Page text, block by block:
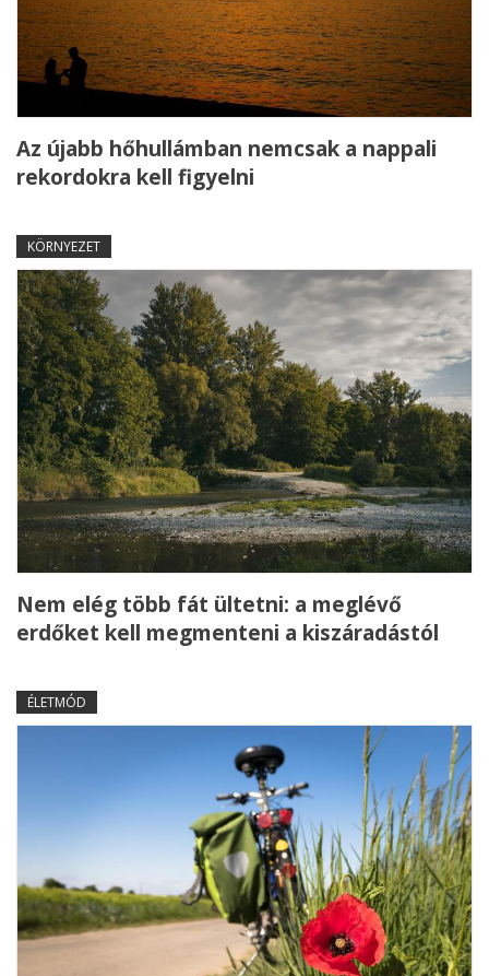
Az újabb hőhullámban nemcsak a nappali
rekordokra kell figyelni
KÖRNYEZET
Nem elég több fát ültetni: a meglévő
erdőket kell megmenteni a kiszáradástól
ÉLETMÓD